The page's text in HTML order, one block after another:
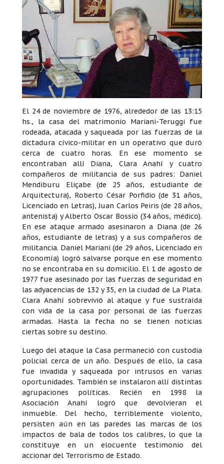
El 24 de noviembre de 1976, alrededor de las 13:15
hs., la casa del matrimonio Mariani-Teruggi fue
rodeada, atacada y saqueada por las fuerzas de la
dictadura cívico-militar en un operativo que duró
cerca de cuatro horas. En ese momento se
encontraban allí Diana, Clara Anahí y cuatro
compañeros de militancia de sus padres: Daniel
Mendiburu Eliçabe (de 25 años, estudiante de
Arquitectura), Roberto César Porfidio (de 31 años,
Licenciado en Letras), Juan Carlos Peiris (de 28 años,
antenista) y Alberto Oscar Bossio (34 años, médico).
En ese ataque armado asesinaron a Diana (de 26
años, estudiante de letras) y a sus compañeros de
militancia. Daniel Mariani (de 29 años, Licenciado en
Economía) logró salvarse porque en ese momento
no se encontraba en su domicilio. El 1 de agosto de
1977 fue asesinado por las fuerzas de seguridad en
las adyacencias de 132 y 35, en la ciudad de La Plata.
Clara Anahí sobrevivió al ataque y fue sustraída
con vida de la casa por personal de las fuerzas
armadas. Hasta la fecha no se tienen noticias
ciertas sobre su destino.
Luego del ataque la Casa permaneció con custodia
policial cerca de un año. Después de ello, la casa
fue invadida y saqueada por intrusos en varias
oportunidades. También se instalaron allí distintas
agrupaciones políticas. Recién en 1998 la
Asociación Anahí logró que devolvieran el
inmueble. Del hecho, terriblemente violento,
persisten aún en las paredes las marcas de los
impactos de bala de todos los calibres, lo que la
constituye en un elocuente testimonio del
accionar del Terrorismo de Estado.